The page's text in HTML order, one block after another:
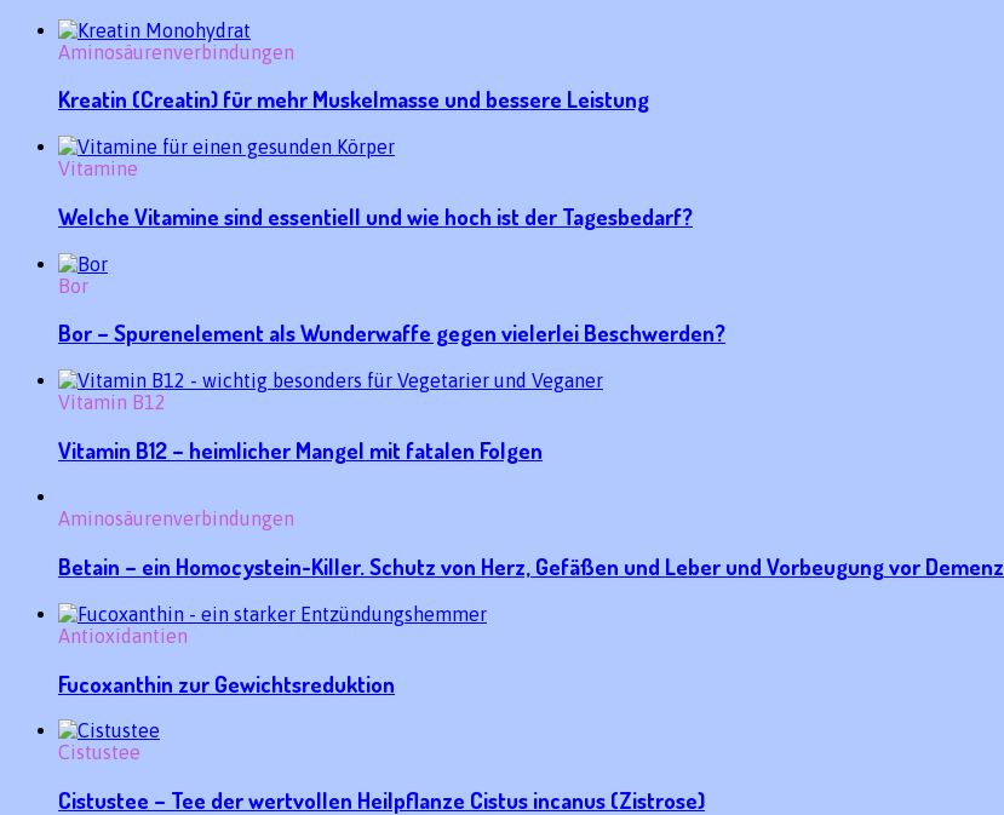
Aminosäurenverbindungen
Kreatin (Creatin) für mehr Muskelmasse und bessere Leistung
Vitamine
Welche Vitamine sind essentiell und wie hoch ist der Tagesbedarf?
Bor
Bor – Spurenelement als Wunderwaffe gegen vielerlei Beschwerden?
Vitamin B12
Vitamin B12 – heimlicher Mangel mit fatalen Folgen
Aminosäurenverbindungen
Betain – ein Homocystein-Killer. Schutz von Herz, Gefäßen und Leber und Vorbeugung vor Demenz
Antioxidantien
Fucoxanthin zur Gewichtsreduktion
Cistustee
Cistustee – Tee der wertvollen Heilpflanze Cistus incanus (Zistrose)